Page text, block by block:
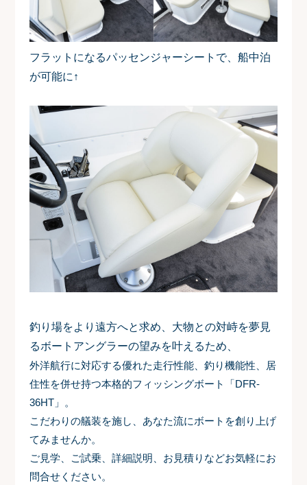
フラットになるパッセンジャーシートで、船中泊
が可能に↑
釣り場をより遠方へと求め、大物との対峙を夢見
るボートアングラーの望みを叶えるため、
外洋航行に対応する優れた走行性能、釣り機能性、居
住性を併せ持つ本格的フィッシングボート「DFR-
36HT」。
こだわりの艤装を施し、あなた流にボートを創り上げ
てみませんか。
ご見学、ご試乗、詳細説明、お見積りなどお気軽にお
問合せください。